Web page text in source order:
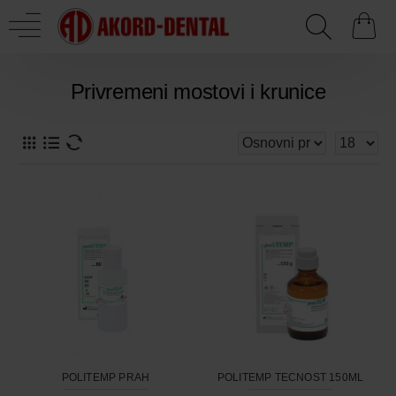
Privremeni mostovi i krunice
POLITEMP PRAH POLITEMP TECNOST 150ML